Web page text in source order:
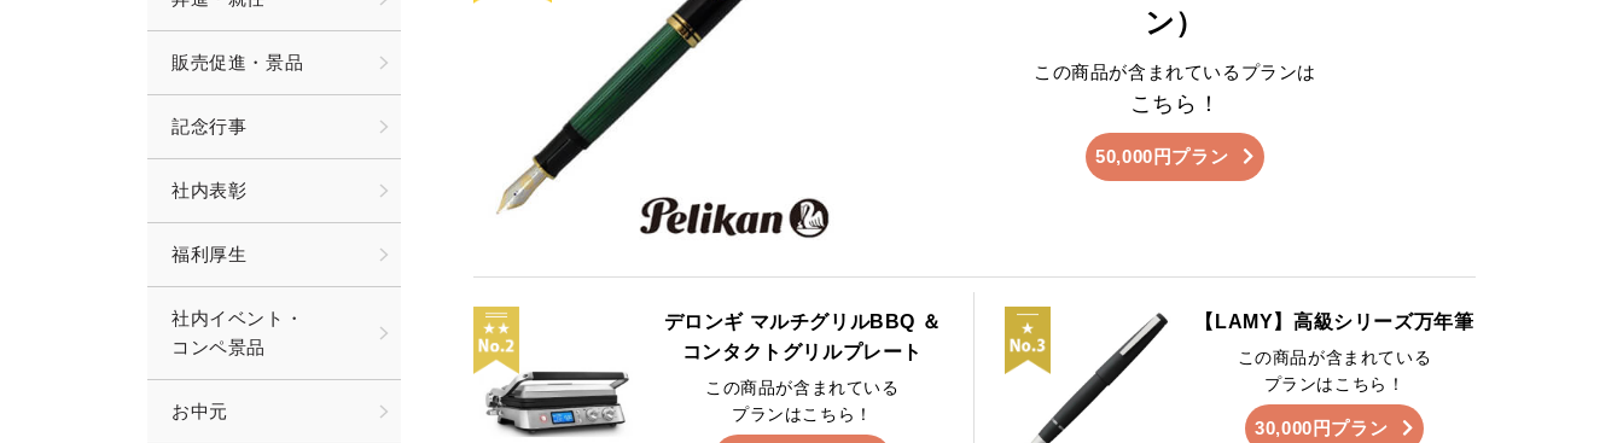
ン）
この商品が含まれているプランは
こちら！
50,000円プラン
デロンギ マルチグリルBBQ ＆
コンタクトグリルプレート
この商品が含まれている
プランはこちら！
【LAMY】高級シリーズ万年筆
この商品が含まれている
プランはこちら！
30,000円プラン
販売促進・景品
記念行事
社内表彰
福利厚生
社内イベント・
コンペ景品
お中元